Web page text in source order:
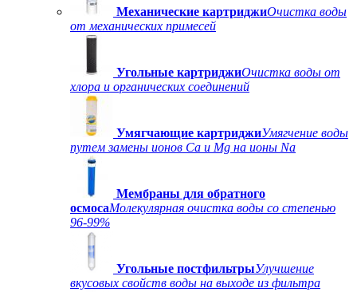
Механические картриджиОчистка воды
от механических примесей
Угольные картриджиОчистка воды от
хлора и органических соединений
Умягчающие картриджиУмягчение воды
путем замены ионов Ca и Mg на ионы Na
Мембраны для обратного
осмосаМолекулярная очистка воды со степенью
96-99%
Угольные постфильтрыУлучшение
вкусовых свойств воды на выходе из фильтра